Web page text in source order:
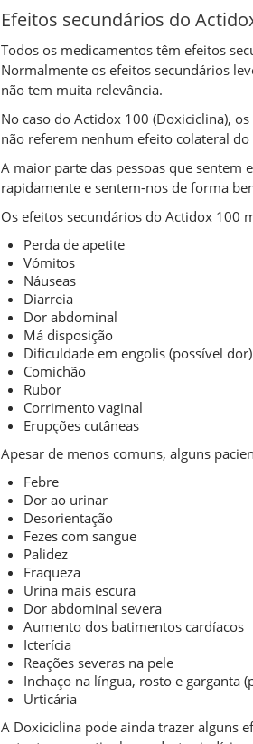
Efeitos secundários do
Todos os medicamentos têm efeitos
Normalmente os efeitos secundários
não tem muita relevância.
No caso do Actidox 100 (Doxiciclina),
não referem nenhum efeito colateral
A maior parte das pessoas que sentem
rapidamente e sentem-nos de forma
Os efeitos secundários do Actidox 100
Perda de apetite
Vómitos
Náuseas
Diarreia
Dor abdominal
Má disposição
Dificuldade em engolis (possível dor)
Comichão
Rubor
Corrimento vaginal
Erupções cutâneas
Apesar de menos comuns, alguns
Febre
Dor ao urinar
Desorientação
Fezes com sangue
Palidez
Fraqueza
Urina mais escura
Dor abdominal severa
Aumento dos batimentos cardíacos
Icterícia
Reações severas na pele
Inchaço na língua, rosto e garganta
Urticária
A Doxiciclina pode ainda trazer alguns